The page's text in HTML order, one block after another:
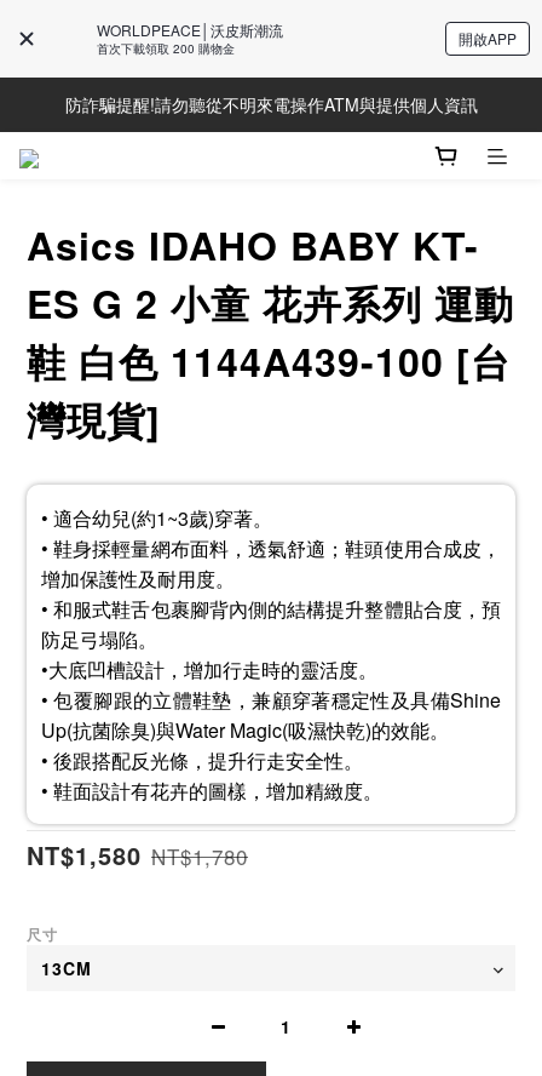
WORLDPEACE│沃皮斯潮流
首次下載領取 200 購物金 開啟APP
Line好友募集中!加入獲得最新資訊
Line好友募集中!加入獲得最新資訊
防詐騙提醒!請勿聽從不明來電操作ATM與提供個人資訊
Asics IDAHO BABY KT-
ES G 2 小童 花卉系列 運動
鞋 白色 1144A439-100 [台
灣現貨]
• 適合幼兒(約1~3歲)穿著。
• 鞋身採輕量網布面料，透氣舒適；鞋頭使用合成皮，
增加保護性及耐用度。
• 和服式鞋舌包裹腳背內側的結構提升整體貼合度，預
防足弓塌陷。
•大底凹槽設計，增加行走時的靈活度。
• 包覆腳跟的立體鞋墊，兼顧穿著穩定性及具備Shine
Up(抗菌除臭)與Water Magic(吸濕快乾)的效能。
• 後跟搭配反光條，提升行走安全性。
• 鞋面設計有花卉的圖樣，增加精緻度。
NT$1,580 NT$1,780
尺寸